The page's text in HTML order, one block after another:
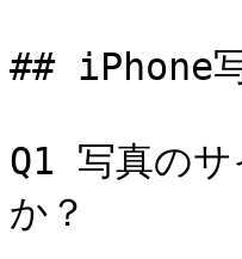
## iPhone
Q1 写真の
か？